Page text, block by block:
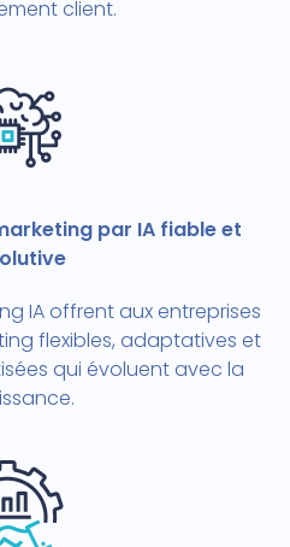
client.
par IA fiable et
IA offrent aux entreprises
flexibles, adaptatives et
qui évoluent avec la